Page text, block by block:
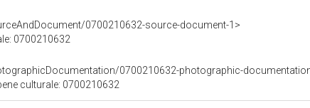
0700210632-source-document-1>
0700210632
0700210632-photographic-
culturale: 0700210632